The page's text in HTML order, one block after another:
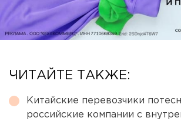
ЧИТАЙТЕ ТАКЖЕ:
Китайские перевозчики
российские компании с